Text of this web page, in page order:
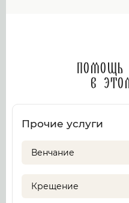
Помощь
в
Прочие услуги
Венчание
Крещение